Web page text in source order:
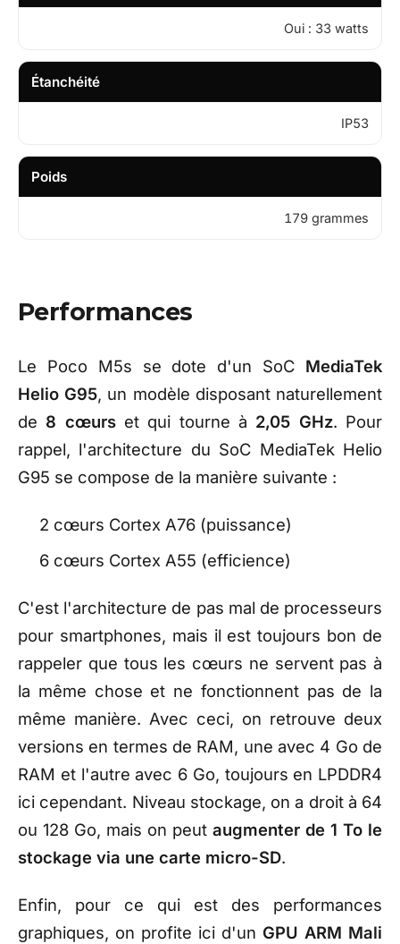
Oui : 33 watts
Étanchéité
IP53
Poids
179 grammes
Performances
Le Poco M5s se dote d'un SoC MediaTek
Helio G95, un modèle disposant naturellement
de 8 cœurset qui tourne à 2,05 GHz. Pour
rappel, l'architecture du SoC MediaTek Helio
G95 se compose de la manière suivante :
2 cœurs Cortex A76 (puissance)
6 cœurs Cortex A55 (efficience)
C'est l'architecture de pas mal de processeurs
pour smartphones, mais il est toujours bon de
rappeler que tous les cœurs ne servent pas à
la même chose et ne fonctionnent pas de la
même manière. Avec ceci, on retrouve deux
versions en termes de RAM, une avec 4 Go de
RAM et l'autre avec 6 Go, toujours en LPDDR4
ici cependant. Niveau stockage, on a droit à 64
ou 128 Go, mais on peut augmenter de 1 To le
stockage via une carte micro-SD.
Enfin, pour ce qui est des performances
graphiques, on profite ici d'un GPU ARM Mali